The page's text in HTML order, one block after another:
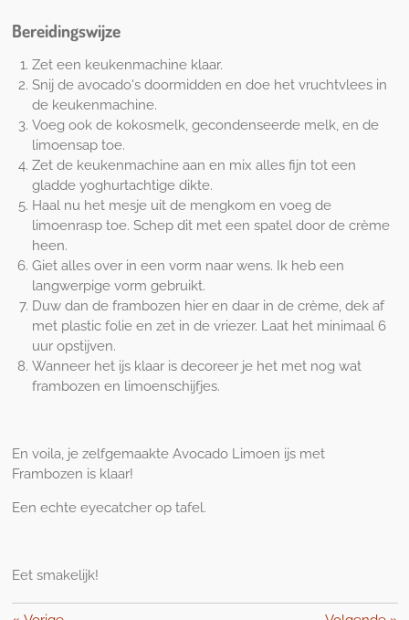
Bereidingswijze
Zet een keukenmachine klaar.
Snij de avocado's doormidden en doe het vruchtvlees in
de keukenmachine.
Voeg ook de kokosmelk, gecondenseerde melk, en de
limoensap toe.
Zet de keukenmachine aan en mix alles fijn tot een
gladde yoghurtachtige dikte.
Haal nu het mesje uit de mengkom en voeg de
limoenrasp toe. Schep dit met een spatel door de crème
heen.
Giet alles over in een vorm naar wens. Ik heb een
langwerpige vorm gebruikt.
Duw dan de frambozen hier en daar in de crème, dek af
met plastic folie en zet in de vriezer. Laat het minimaal 6
uur opstijven.
Wanneer het ijs klaar is decoreer je het met nog wat
frambozen en limoenschijfjes.
En voila, je zelfgemaakte Avocado Limoen ijs met
Frambozen is klaar!
Een echte eyecatcher op tafel.
Eet smakelijk!